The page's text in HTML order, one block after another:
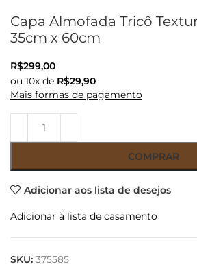
Capa Almofada Tricô
35cm x 60cm
R$299,00
ou 10x de R$29,90
Mais formas de pagamento
COMPRAR
Adicionar aos lista de desejos
Adicionar à lista de casamento
SKU: 375585